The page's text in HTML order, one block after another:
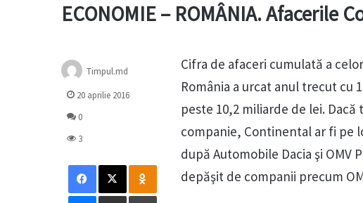
ECONOMIE – ROMÂNIA.
Cifra de afaceri cu­mu­lată a
România a ur­cat anul trecut cu
peste 10,2 miliarde de lei.
companie, Con­tinental ar fi pe
după Automobile Dacia şi
de­păşit de companii precum
Timpul.md
20 aprilie 2016
0
3
Facebook
X Odnoklassniki
Messenger
Distribuie prin mail Tipărește